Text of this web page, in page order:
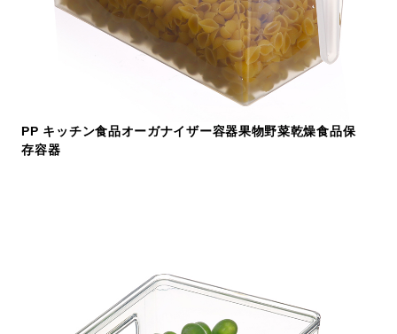
PP キッチン食品オーガナイザー容器果物野菜乾燥食品保
存容器